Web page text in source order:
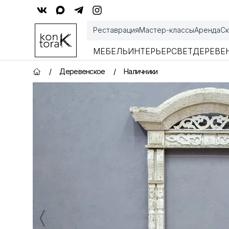
РеставрацияМастер-классыАренда
МЕБЕЛЬИНТЕРЬЕРСВЕТ
Главная страница
/ Деревенское / Наличники